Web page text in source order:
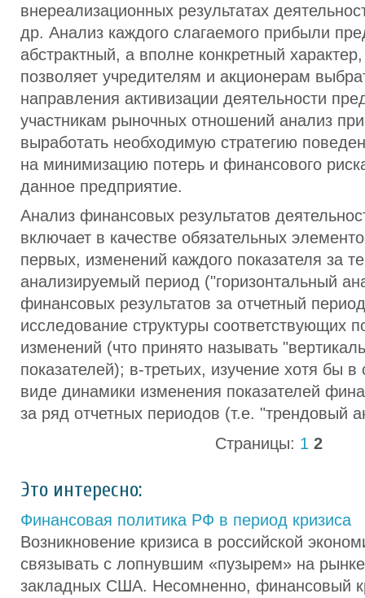
внереализационных результатах
др. Анализ каждого слагаемого прибыли
абстрактный, а вполне конкретный
позволяет учредителям и акционерам
направления активизации деятельности
участникам рыночных отношений анализ
выработать необходимую стратегию
на минимизацию потерь и финансового
данное предприятие.
Анализ финансовых результатов
включает в качестве обязательных
первых, изменений каждого показателя за
анализируемый период ("горизонтальный
финансовых результатов за отчетный
исследование структуры соответствующих
изменений (что принято называть
показателей); в-третьих, изучение хотя бы
виде динамики изменения показателей
за ряд отчетных периодов (т.е. "трендовый
Страницы: 1 2
Это интересно:
Финансовая политика РФ в период кризиса
Возникновение кризиса в российской
связывать с лопнувшим «пузырем» на
закладных США. Несомненно, финансовый